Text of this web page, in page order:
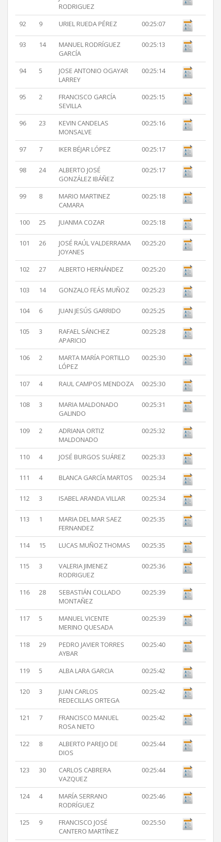
RODRIGUEZ
92 9 URIEL RUEDA PÉREZ 00:25:07
93 14
MANUEL RODRÍGUEZ
GARCÍA
00:25:13
94 5
JOSE ANTONIO OGAYAR
LARREY
00:25:14
95 2
FRANCISCO GARCÍA
SEVILLA
00:25:15
96 23
KEVIN CANDELAS
MONSALVE
00:25:16
97 7 IKER BÉJAR LÓPEZ 00:25:17
98 24
ALBERTO JOSÉ
GONZÁLEZ IBÁÑEZ
00:25:17
99 8
MARIO MARTINEZ
CAMARA
00:25:18
100 25 JUANMA COZAR 00:25:18
101 26
JOSÉ RAÚL VALDERRAMA
JOYANES
00:25:20
102 27 ALBERTO HERNÁNDEZ 00:25:20
103 14 GONZALO FEÁS MUÑOZ 00:25:23
104 6 JUAN JESÚS GARRIDO 00:25:25
105 3
RAFAEL SÁNCHEZ
APARICIO
00:25:28
106 2
MARTA MARÍA PORTILLO
LÓPEZ
00:25:30
107 4 RAUL CAMPOS MENDOZA 00:25:30
108 3
MARIA MALDONADO
GALINDO
00:25:31
109 2
ADRIANA ORTIZ
MALDONADO
00:25:32
110 4 JOSÉ BURGOS SUÁREZ 00:25:33
111 4 BLANCA GARCÍA MARTOS 00:25:34
112 3 ISABEL ARANDA VILLAR 00:25:34
113 1
MARIA DEL MAR SAEZ
FERNANDEZ
00:25:35
114 15 LUCAS MUÑOZ THOMAS 00:25:35
115 3
VALERIA JIMENEZ
RODRIGUEZ
00:25:36
116 28
SEBASTIÁN COLLADO
MONTAÑEZ
00:25:39
117 5
MANUEL VICENTE
MERINO QUESADA
00:25:39
118 29
PEDRO JAVIER TORRES
AYBAR
00:25:40
119 5 ALBA LARA GARCIA 00:25:42
120 3
JUAN CARLOS
REDECILLAS ORTEGA
00:25:42
121 7
FRANCISCO MANUEL
ROSA NIETO
00:25:42
122 8
ALBERTO PAREJO DE
DIOS
00:25:44
123 30
CARLOS CABRERA
VAZQUEZ
00:25:44
124 4
MARÍA SERRANO
RODRÍGUEZ
00:25:46
125 9
FRANCISCO JOSÉ
CANTERO MARTÍNEZ
00:25:50